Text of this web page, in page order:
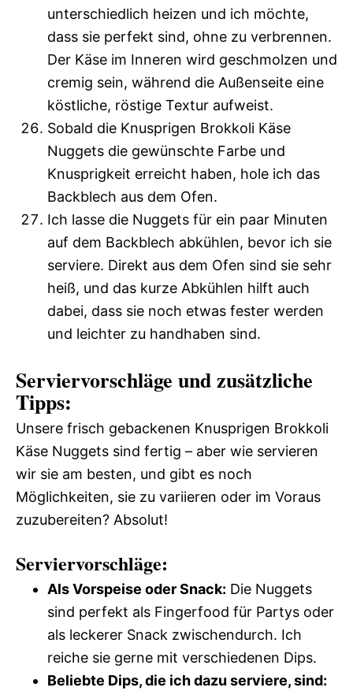
unterschiedlich heizen und ich möchte,
dass sie perfekt sind, ohne zu verbrennen.
Der Käse im Inneren wird geschmolzen und
cremig sein, während die Außenseite eine
köstliche, röstige Textur aufweist.
Sobald die Knusprigen Brokkoli Käse
Nuggets die gewünschte Farbe und
Knusprigkeit erreicht haben, hole ich das
Backblech aus dem Ofen.
Ich lasse die Nuggets für ein paar Minuten
auf dem Backblech abkühlen, bevor ich sie
serviere. Direkt aus dem Ofen sind sie sehr
heiß, und das kurze Abkühlen hilft auch
dabei, dass sie noch etwas fester werden
und leichter zu handhaben sind.
Serviervorschläge und zusätzliche
Tipps:
Unsere frisch gebackenen Knusprigen Brokkoli
Käse Nuggets sind fertig – aber wie servieren
wir sie am besten, und gibt es noch
Möglichkeiten, sie zu variieren oder im Voraus
zuzubereiten? Absolut!
Serviervorschläge:
Als Vorspeise oder Snack: Die Nuggets
sind perfekt als Fingerfood für Partys oder
als leckerer Snack zwischendurch. Ich
reiche sie gerne mit verschiedenen Dips.
Beliebte Dips, die ich dazu serviere, sind: